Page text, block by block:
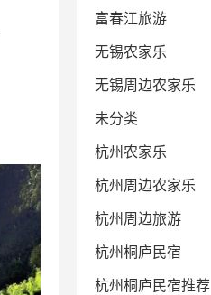
富春江旅游
无锡农家乐
无锡周边农家乐
未分类
杭州农家乐
杭州周边农家乐
杭州周边旅游
杭州桐庐民宿
杭州桐庐民宿推荐